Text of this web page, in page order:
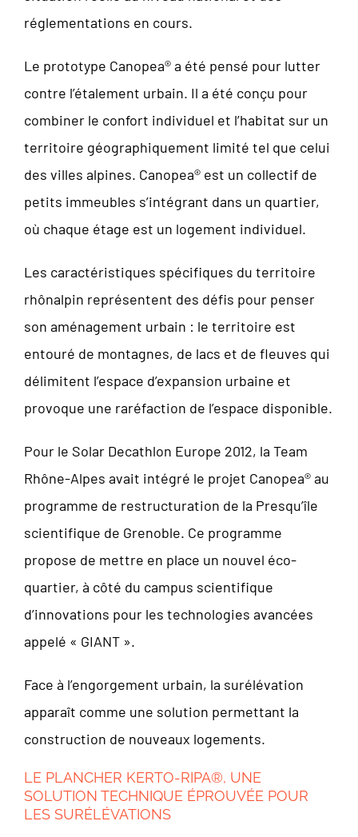
réglementations en cours.
Le prototype Canopea® a été pensé pour lutter
contre l’étalement urbain. Il a été conçu pour
combiner le confort individuel et l’habitat sur un
territoire géographiquement limité tel que celui
des villes alpines. Canopea® est un collectif de
petits immeubles s’intégrant dans un quartier,
où chaque étage est un logement individuel.
Les caractéristiques spécifiques du territoire
rhônalpin représentent des défis pour penser
son aménagement urbain : le territoire est
entouré de montagnes, de lacs et de fleuves qui
délimitent l’espace d’expansion urbaine et
provoque une raréfaction de l’espace disponible.
Pour le Solar Decathlon Europe 2012, la Team
Rhône-Alpes avait intégré le projet Canopea® au
programme de restructuration de la Presqu’île
scientifique de Grenoble. Ce programme
propose de mettre en place un nouvel éco-
quartier, à côté du campus scientifique
d’innovations pour les technologies avancées
appelé « GIANT ».
Face à l’engorgement urbain, la surélévation
apparaît comme une solution permettant la
construction de nouveaux logements.
LE PLANCHER KERTO-RIPA®, UNE
SOLUTION TECHNIQUE ÉPROUVÉE POUR
LES SURÉLÉVATIONS